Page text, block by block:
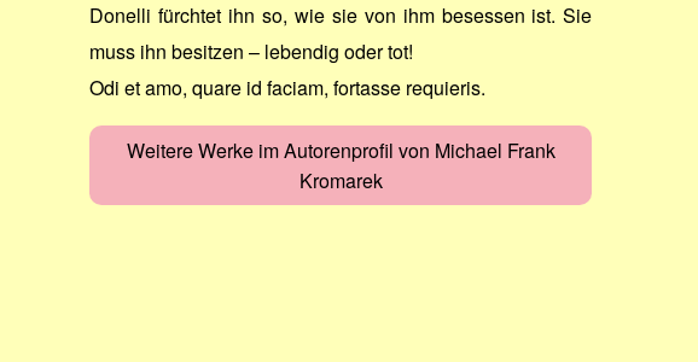
Donelli fürchtet ihn so, wie sie von ihm besessen ist. Sie
muss ihn besitzen – lebendig oder tot!
Odi et amo, quare id faciam, fortasse requieris.
Weitere Werke im Autorenprofil von Michael Frank
Kromarek